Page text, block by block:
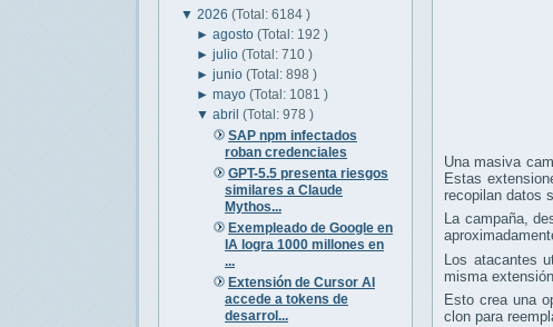
▼ 2026 (Total: 6184 )
►agosto(Total: 192 )
►julio(Total: 710 )
►junio(Total: 898 )
►mayo(Total: 1081 )
▼abril(Total: 978 )
SAP npm infectados
roban credenciales
GPT-5.5 presenta riesgos
similares a Claude
Mythos...
Exempleado de Google en
IA logra 1000 millones en
...
Extensión de Cursor AI
accede a tokens de
desarrol...
Una masiva
Estas
recopilan datos
La campaña,
Los atacantes
misma extensión
Esto crea una
clon para